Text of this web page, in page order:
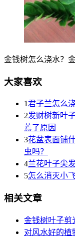
金钱树怎么浇水？
大家喜欢
1君子兰怎么
2发财树新叶
蔫了原因
3花盆表面铺
虫吗？
4兰花叶子尖
5怎么消灭小
相关文章
金钱树叶子剪
对风水好的植